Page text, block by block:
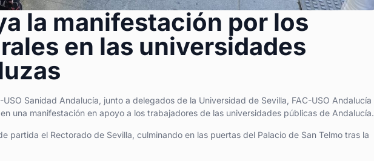
la manifestación por los
en las universidades
Sanidad Andalucía, junto a delegados de la Universidad de Sevilla, FAC-USO Andalucía
una manifestación en apoyo a los trabajadores de las universidades públicas de Andalucía.
partida el Rectorado de Sevilla, culminando en las puertas del Palacio de San Telmo tras la